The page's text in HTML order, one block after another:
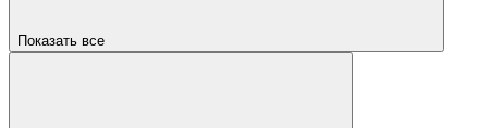
Показать все